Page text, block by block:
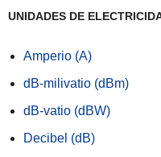
UNIDADES DE
Amperio (A)
dB-milivatio (dBm)
dB-vatio (dBW)
Decibel (dB)